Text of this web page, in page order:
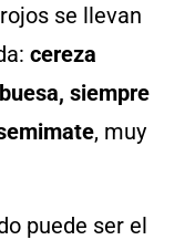
se llevan
cereza
siempre
, muy
puede ser el